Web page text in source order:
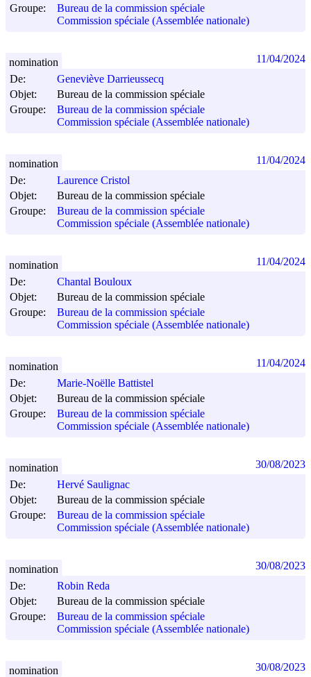
Groupe:
Bureau de la commission spéciale
Commission spéciale (Assemblée nationale)
De:
Geneviève Darrieussecq
Objet:
Bureau de la commission spéciale
Groupe:
Bureau de la commission spéciale
Commission spéciale (Assemblée nationale)
nomination 11/04/2024
De:
Laurence Cristol
Objet:
Bureau de la commission spéciale
Groupe:
Bureau de la commission spéciale
Commission spéciale (Assemblée nationale)
nomination 11/04/2024
De:
Chantal Bouloux
Objet:
Bureau de la commission spéciale
Groupe:
Bureau de la commission spéciale
Commission spéciale (Assemblée nationale)
nomination 11/04/2024
De:
Marie-Noëlle Battistel
Objet:
Bureau de la commission spéciale
Groupe:
Bureau de la commission spéciale
Commission spéciale (Assemblée nationale)
nomination 11/04/2024
De:
Hervé Saulignac
Objet:
Bureau de la commission spéciale
Groupe:
Bureau de la commission spéciale
Commission spéciale (Assemblée nationale)
nomination 30/08/2023
De:
Robin Reda
Objet:
Bureau de la commission spéciale
Groupe:
Bureau de la commission spéciale
Commission spéciale (Assemblée nationale)
nomination 30/08/2023
nomination 30/08/2023